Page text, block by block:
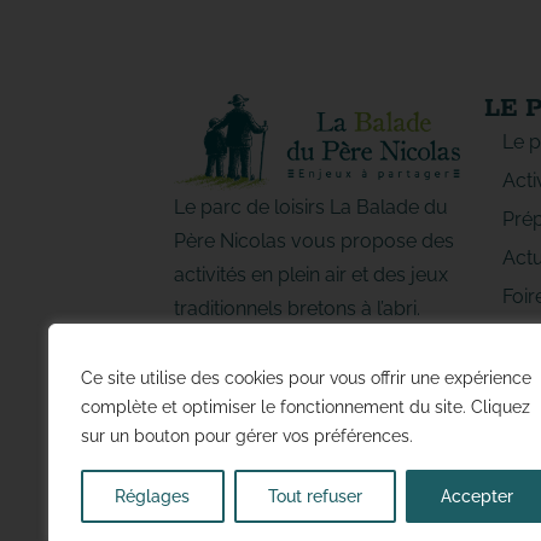
Ce site utilise des cookies pour vous offrir une expérience
complète et optimiser le fonctionnement du site. Cliquez
sur un bouton pour gérer vos préférences.
Réglages Tout refuser Accepter
Le parc de loisirs La Balade du
Père Nicolas vous propose des
activités en plein air et des jeux
traditionnels bretons à l’abri.
famille ou entre amis !
LE
Le